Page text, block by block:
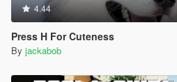
4.44
Press H For Cuteness
By jackabob